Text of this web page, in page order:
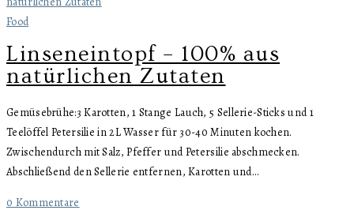
Food
Linseneintopf – 100% aus
natürlichen Zutaten
Gemüsebrühe:3 Karotten, 1 Stange Lauch, 5 Sellerie-Sticks und 1
Teelöffel Petersilie in 2L Wasser für 30-40 Minuten kochen.
Zwischendurch mit Salz, Pfeffer und Petersilie abschmecken.
Abschließend den Sellerie entfernen, Karotten und…
0 Kommentare